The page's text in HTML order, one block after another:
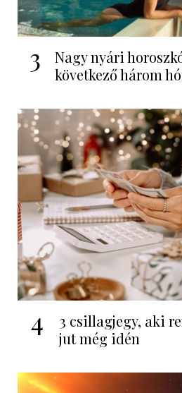
3
Nagy nyári
következő három
4
3 csillagjegy, aki
jut még idén